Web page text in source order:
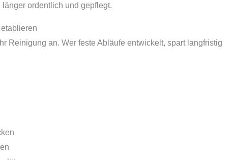
ordentlich und gepflegt.
Reinigung an. Wer feste Abläufe entwickelt, spart langfristig